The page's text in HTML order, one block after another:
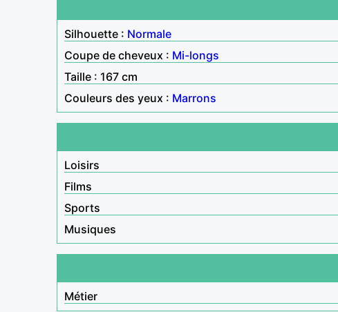
Silhouette : Normale
Coupe de cheveux : Mi-longs
Taille : 167 cm
Couleurs des yeux : Marrons
Loisirs
Films
Sports
Musiques
Métier